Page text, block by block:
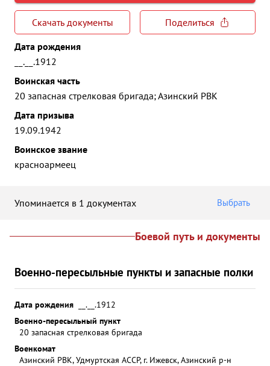
Скачать документы
Поделиться
Дата рождения
__.__.1912
Воинская часть
20 запасная стрелковая бригада; Азинский РВК
Дата призыва
19.09.1942
Воинское звание
красноармеец
Упоминается в 1 документах Выбрать
Боевой путь и документы
Военно-пересыльные пункты и запасные полки
Дата рождения
__.__.1912
Военно-пересыльный пункт
20 запасная стрелковая бригада
Военкомат
Азинский РВК, Удмуртская АССР, г. Ижевск, Азинский р-н